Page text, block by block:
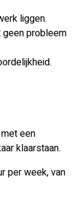
liggen.
geen probleem
het
een
klaarstaan.
per week, van